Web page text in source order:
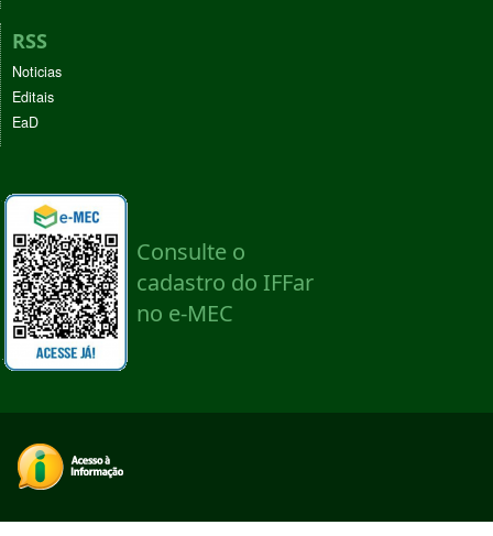
RSS
Noticias
Editais
EaD